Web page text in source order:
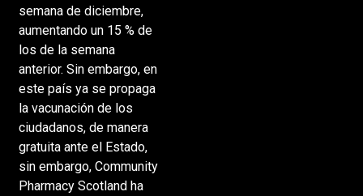
semana de diciembre,
aumentando un 15 % de
los de la semana
anterior. Sin embargo, en
este país ya se propaga
la vacunación de los
ciudadanos, de manera
gratuita ante el Estado,
sin embargo, Community
Pharmacy Scotland ha